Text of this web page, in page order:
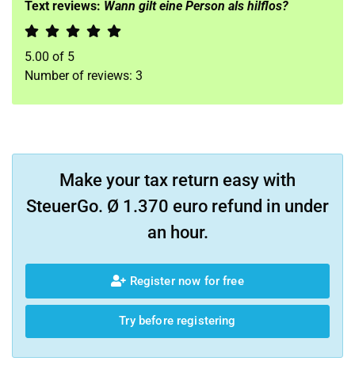
Text reviews: Wann gilt eine Person als hilflos?
5.00 of 5
Number of reviews: 3
Make your tax return easy with
SteuerGo. Ø 1.370 euro refund in under
an hour.
Register now for free
Try before registering